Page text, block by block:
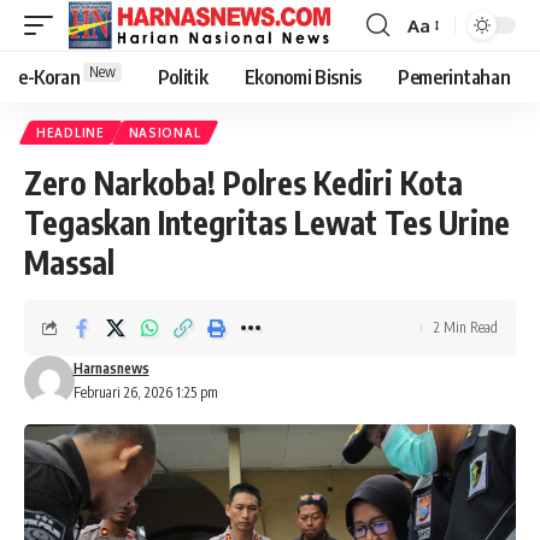
Aa
e-Koran New Politik Ekonomi Bisnis Pemerintahan
HEADLINE NASIONAL
Zero Narkoba! Polres Kediri Kota
Tegaskan Integritas Lewat Tes Urine
Massal
Februari 26, 2026 1:25 pm
Harnasnews
2 Min Read